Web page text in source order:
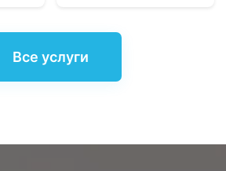
Все услуги